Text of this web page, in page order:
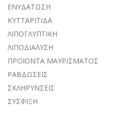
ΕΝΥΔΑΤΩΣΗ
ΚΥΤΤΑΡΙΤΙΔΑ
ΛΙΠΟΓΛΥΠΤΙΚΗ
ΛΙΠΟΔΙΑΛΥΣΗ
ΠΡΟΪΟΝΤΑ ΜΑΥΡΙΣΜΑΤΟΣ
ΡΑΒΔΩΣΕΙΣ
ΣΚΛΗΡΥΝΣΕΙΣ
ΣΥΣΦΙΞΗ